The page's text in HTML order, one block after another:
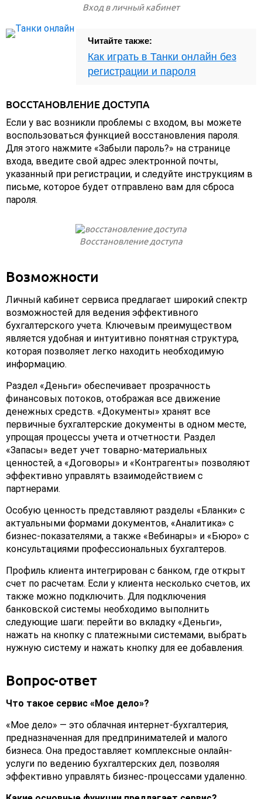
Вход в личный кабинет
Читайте также:
Как играть в Танки онлайн без
регистрации и пароля
ВОССТАНОВЛЕНИЕ ДОСТУПА
Если у вас возникли проблемы с входом, вы можете
воспользоваться функцией восстановления пароля.
Для этого нажмите «Забыли пароль?» на странице
входа, введите свой адрес электронной почты,
указанный при регистрации, и следуйте инструкциям в
письме, которое будет отправлено вам для сброса
пароля.
Восстановление доступа
Возможности
Личный кабинет сервиса предлагает широкий спектр
возможностей для ведения эффективного
бухгалтерского учета. Ключевым преимуществом
является удобная и интуитивно понятная структура,
которая позволяет легко находить необходимую
информацию.
Раздел «Деньги» обеспечивает прозрачность
финансовых потоков, отображая все движение
денежных средств. «Документы» хранят все
первичные бухгалтерские документы в одном месте,
упрощая процессы учета и отчетности. Раздел
«Запасы» ведет учет товарно-материальных
ценностей, а «Договоры» и «Контрагенты» позволяют
эффективно управлять взаимодействием с
партнерами.
Особую ценность представляют разделы «Бланки» с
актуальными формами документов, «Аналитика» с
бизнес-показателями, а также «Вебинары» и «Бюро» с
консультациями профессиональных бухгалтеров.
Профиль клиента интегрирован с банком, где открыт
счет по расчетам. Если у клиента несколько счетов, их
также можно подключить. Для подключения
банковской системы необходимо выполнить
следующие шаги: перейти во вкладку «Деньги»,
нажать на кнопку с платежными системами, выбрать
нужную систему и нажать кнопку для ее добавления.
Вопрос-ответ
Что такое сервис «Мое дело»?
«Мое дело» — это облачная интернет-бухгалтерия,
предназначенная для предпринимателей и малого
бизнеса. Она предоставляет комплексные онлайн-
услуги по ведению бухгалтерских дел, позволяя
эффективно управлять бизнес-процессами удаленно.